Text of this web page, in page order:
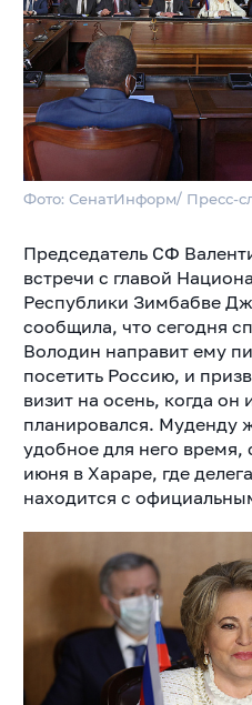
Фото: СенатИнформ/ Пресс-
Председатель СФ
встречи с главой
Республики Зимбабве
сообщила, что сегодня
Володин направит ему
посетить Россию, и
визит на осень, когда он
планировался. Муденду
удобное для него время,
июня в Хараре, где
находится с